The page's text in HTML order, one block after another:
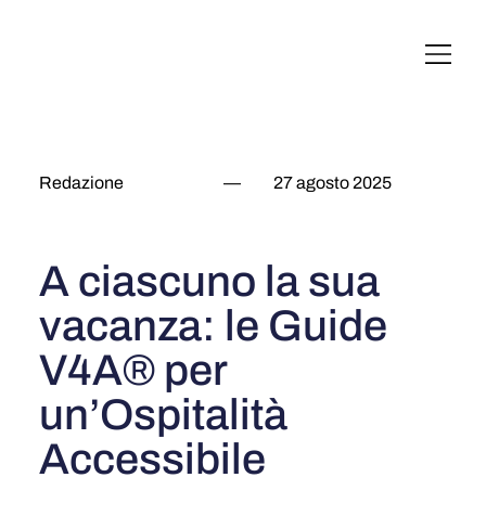
Redazione — 27 agosto 2025
A ciascuno la sua
vacanza: le Guide
V4A® per
un’Ospitalità
Accessibile